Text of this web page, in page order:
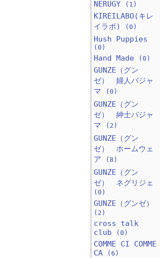
NERUGY (1)
KIREILABO(キレ
イラボ)
(0)
Hush Puppies
(0)
Hand Made (0)
GUNZE（グン
ゼ） 婦人パジャ
マ
(0)
GUNZE（グン
ゼ） 紳士パジャ
マ
(2)
GUNZE（グン
ゼ） ホームウェ
ア
(8)
GUNZE（グン
ゼ） ネグリジェ
(0)
GUNZE（グンゼ）
(2)
cross talk
club
(0)
COMME CI COMME
CA
(6)